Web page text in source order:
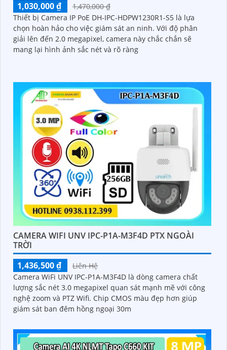
1,030,000 ₫
1,470,000 ₫
Thiết bị Camera IP PoE DH-IPC-HDPW1230R1-S5 là lựa
chọn hoàn hảo cho việc giám sát an ninh. Với độ phân
giải lên đến 2.0 megapixel, camera này chắc chắn sẽ
mang lại hình ảnh sắc nét và rõ ràng
CAMERA WIFI UNV IPC-P1A-M3F4D PTX NGOÀI
TRỜI
1,436,500 ₫
Liên Hệ
Camera WiFi UNV IPC-P1A-M3F4D là dòng camera chất
lượng sắc nét 3.0 megapixel quan sát mạnh mẽ với công
nghệ zoom và PTZ Wifi. Chip CMOS màu đẹp hơn giúp
giám sát ban đêm hồng ngoại 30m